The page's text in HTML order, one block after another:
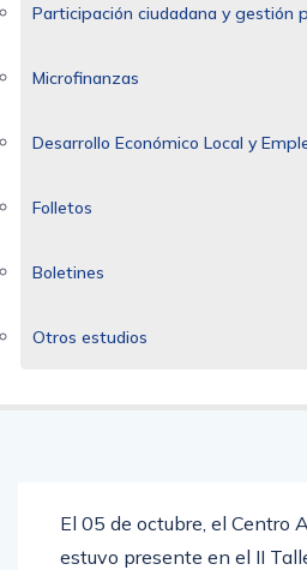
Participación ciudadana y gestión
Microfinanzas
Desarrollo Económico Local y
Folletos
Boletines
Otros estudios
El 05 de octubre, el Centro
estuvo presente en el II